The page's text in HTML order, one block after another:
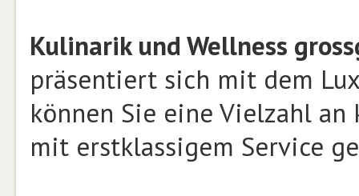
Kulinarik und Wellness
präsentiert sich mit dem
können Sie eine Vielzahl
mit erstklassigem Service